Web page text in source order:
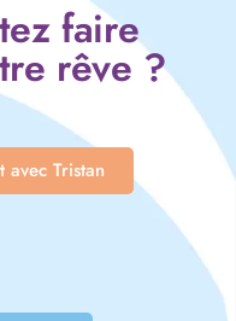
faire
rêve ?
avec Tristan